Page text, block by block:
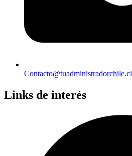
Contacto@tuadministradorchile.cl
Links de interés